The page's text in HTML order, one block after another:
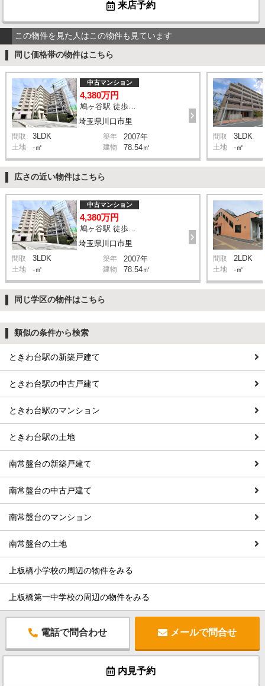
来店予約
この物件を見た人はこの物件も見ています
同じ価格帯の物件はこちら
埼玉県川口市里
中古マンション
4,380万円
間取 3LDK 築年 2007年
土地 -㎡ 建物 78.54㎡
間取 3LDK
土地 -㎡
広さの近い物件はこちら
埼玉県川口市里
中古マンション
4,380万円
鳩ヶ谷駅 徒歩2分
間取 3LDK 築年 2007年
土地 -㎡ 建物 78.54㎡
間取 2LDK
土地 -㎡
同じ学区の物件はこちら
類似の条件から検索
ときわ台駅の新築戸建て
ときわ台駅の中古戸建て
ときわ台駅のマンション
ときわ台駅の土地
南常盤台の新築戸建て
南常盤台の中古戸建て
南常盤台のマンション
南常盤台の土地
上板橋小学校の周辺の物件をみる
上板橋第一中学校の周辺の物件をみる
電話で問合わせ メールで問合せ
内見予約